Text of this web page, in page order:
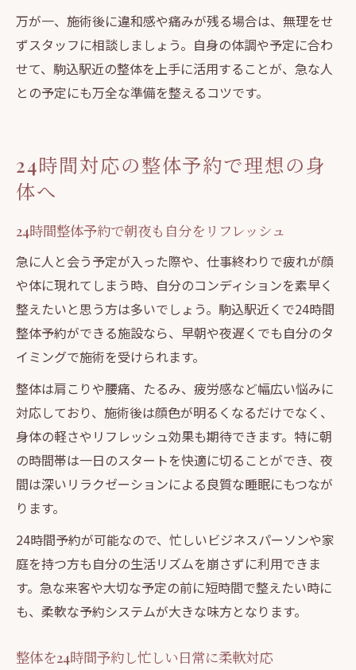
万が一、施術後に違和感や痛みが残る場合は、無理をせ
ずスタッフに相談しましょう。自身の体調や予定に合わ
せて、駒込駅近の整体を上手に活用することが、急な人
との予定にも万全な準備を整えるコツです。
24時間対応の整体予約で理想の身
体へ
24時間整体予約で朝夜も自分をリフレッシュ
急に人と会う予定が入った際や、仕事終わりで疲れが顔
や体に現れてしまう時、自分のコンディションを素早く
整えたいと思う方は多いでしょう。駒込駅近くで24時間
整体予約ができる施設なら、早朝や夜遅くでも自分のタ
イミングで施術を受けられます。
整体は肩こりや腰痛、たるみ、疲労感など幅広い悩みに
対応しており、施術後は顔色が明るくなるだけでなく、
身体の軽さやリフレッシュ効果も期待できます。特に朝
の時間帯は一日のスタートを快適に切ることができ、夜
間は深いリラクゼーションによる良質な睡眠にもつなが
ります。
24時間予約が可能なので、忙しいビジネスパーソンや家
庭を持つ方も自分の生活リズムを崩さずに利用できま
す。急な来客や大切な予定の前に短時間で整えたい時に
も、柔軟な予約システムが大きな味方となります。
整体を24時間予約し忙しい日常に柔軟対応